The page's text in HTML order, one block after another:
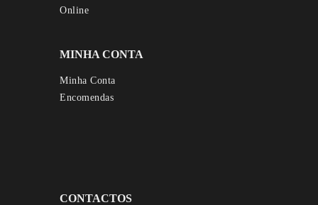
MINHA CONTA
Minha Conta
Encomendas
CONTACTOS